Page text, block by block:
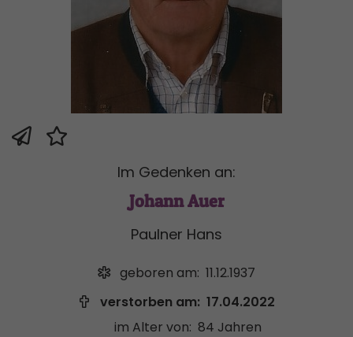
Im Gedenken an:
Johann Auer
Paulner Hans
geboren am: 11.12.1937
verstorben am: 17.04.2022
im Alter von: 84 Jahren